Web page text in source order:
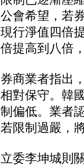
公會希望，若
現行淨值四倍
倍提高到八倍
券商業者指出
相對保守。韓
制偏低。業者
若限制過嚴，
立委李坤城則